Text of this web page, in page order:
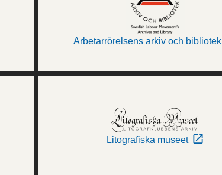
Arbetarrörelsens arkiv och bibliotek
Litografiska museet